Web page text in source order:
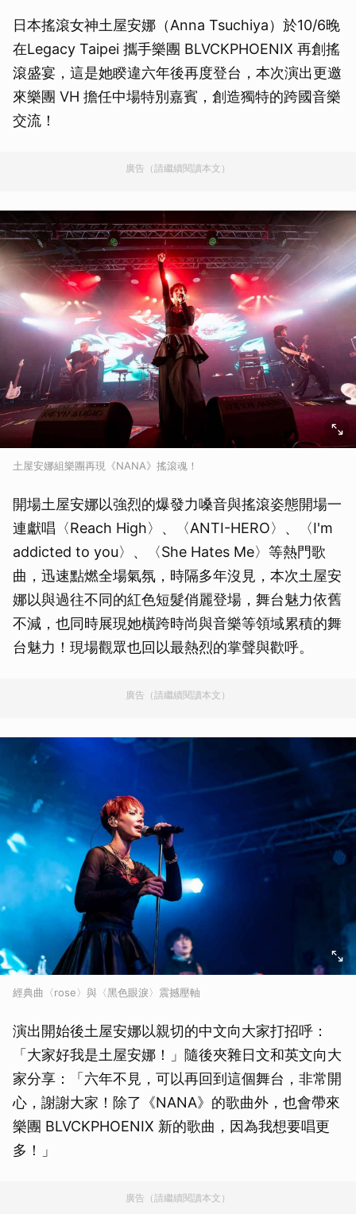
日本搖滾女神土屋安娜（Anna Tsuchiya）於10/6晚
在Legacy Taipei 攜手樂團 BLVCKPHOENIX 再創搖
滾盛宴，這是她睽違六年後再度登台，本次演出更邀
來樂團 VH 擔任中場特別嘉賓，創造獨特的跨國音樂
交流！
廣告（請繼續閱讀本文）
土屋安娜組樂團再現《NANA》搖滾魂！
開場土屋安娜以強烈的爆發力嗓音與搖滾姿態開場一
連獻唱〈Reach High〉、〈ANTI-HERO〉、〈I'm
addicted to you〉、〈She Hates Me〉等熱門歌
曲，迅速點燃全場氣氛，時隔多年沒見，本次土屋安
娜以與過往不同的紅色短髮俏麗登場，舞台魅力依舊
不減，也同時展現她橫跨時尚與音樂等領域累積的舞
台魅力！現場觀眾也回以最熱烈的掌聲與歡呼。
廣告（請繼續閱讀本文）
經典曲〈rose〉與〈黑色眼淚〉震撼壓軸
演出開始後土屋安娜以親切的中文向大家打招呼：
「大家好我是土屋安娜！」隨後夾雜日文和英文向大
家分享：「六年不見，可以再回到這個舞台，非常開
心，謝謝大家！除了《NANA》的歌曲外，也會帶來
樂團 BLVCKPHOENIX 新的歌曲，因為我想要唱更
多！」
廣告（請繼續閱讀本文）